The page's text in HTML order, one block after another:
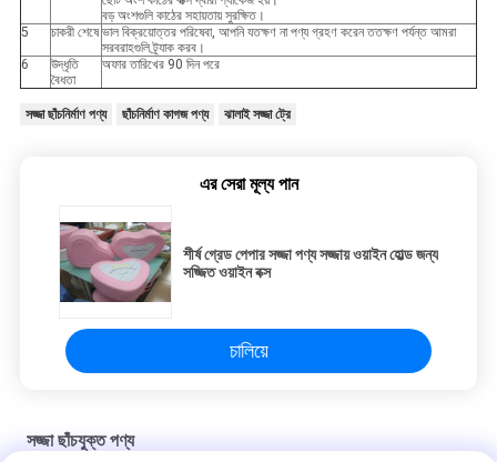
বড় অংশগুলি কাঠের সহায়তায় সুরক্ষিত।
5
চাকরী শেষে ভাল বিক্রয়োত্তর পরিষেবা, আপনি যতক্ষণ না পণ্য গ্রহণ করেন ততক্ষণ পর্যন্ত আমরা
সরবরাহগুলি ট্র্যাক করব।
6
উদ্ধৃতি
বৈধতা
অফার তারিখের 90 দিন পরে
সজ্জা ছাঁচনির্মাণ পণ্য ছাঁচনির্মাণ কাগজ পণ্য ঝালাই সজ্জা ট্রে
এর সেরা মূল্য পান
শীর্ষ গ্রেড পেপার সজ্জা পণ্য সজ্জায় ওয়াইন হোল্ড জন্য
সজ্জিত ওয়াইন বক্স
চালিয়ে
সজ্জা ছাঁচযুক্ত পণ্য